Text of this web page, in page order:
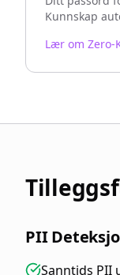
Kunnskap
Lær om Zero-
PII
Sanntids PII